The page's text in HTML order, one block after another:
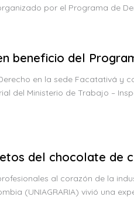
por el Programa de
beneficio del
en la sede Facatativá
del Ministerio de Trabajo –
del chocolate de
al corazón de la
(UNIAGRARIA) vivió una